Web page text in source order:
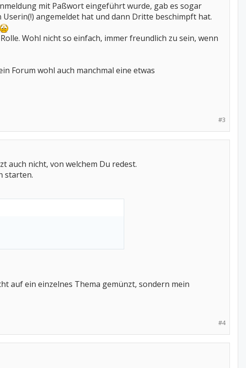
mit Paßwort eingeführt wurde, gab es sogar
angemeldet hat und dann Dritte beschimpft hat.
Wohl nicht so einfach, immer freundlich zu sein, wenn
Forum wohl auch manchmal eine etwas
#3
auch nicht, von welchem Du redest.
starten.
auf ein einzelnes Thema gemünzt, sondern mein
#4